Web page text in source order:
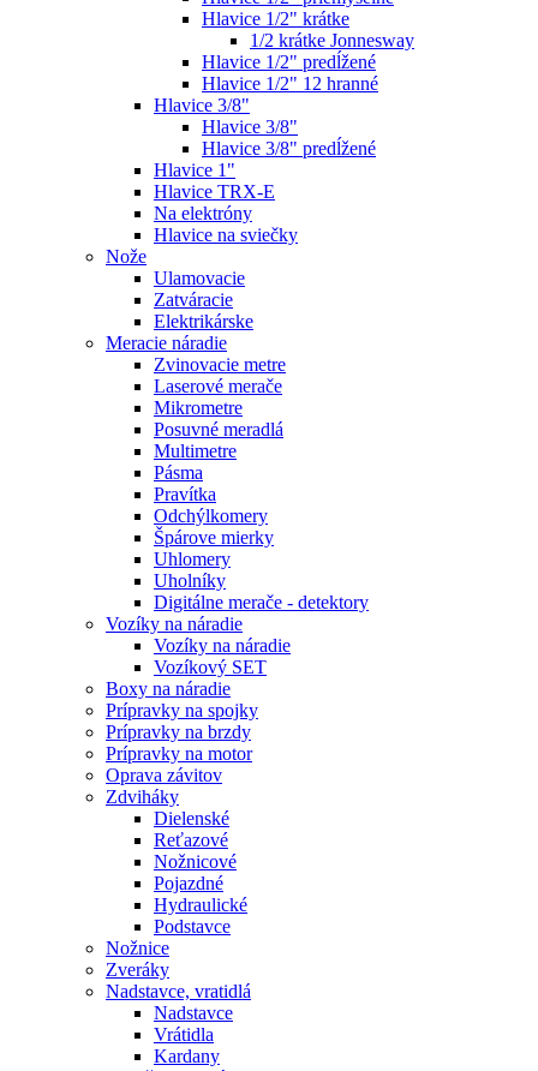
Hlavice 1/2" krátke
1/2 krátke Jonnesway
Hlavice 1/2" predĺžené
Hlavice 1/2" 12 hranné
Hlavice 3/8"
Hlavice 3/8"
Hlavice 3/8" predĺžené
Hlavice 1"
Hlavice TRX-E
Na elektróny
Hlavice na sviečky
Nože
Ulamovacie
Zatváracie
Elektrikárske
Meracie náradie
Zvinovacie metre
Laserové merače
Mikrometre
Posuvné meradlá
Multimetre
Pásma
Pravítka
Odchýlkomery
Špárove mierky
Uhlomery
Uholníky
Digitálne merače - detektory
Vozíky na náradie
Vozíky na náradie
Vozíkový SET
Boxy na náradie
Prípravky na spojky
Prípravky na brzdy
Prípravky na motor
Oprava závitov
Zdviháky
Dielenské
Reťazové
Nožnicové
Pojazdné
Hydraulické
Podstavce
Nožnice
Zveráky
Nadstavce, vratidlá
Nadstavce
Vrátidla
Kardany